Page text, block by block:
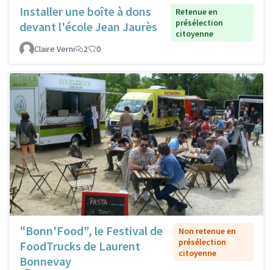
Installer une boîte à dons
devant l'école Jean Jaurès
Retenue en
présélection
citoyenne
Claire Verni
2 0
"Bonn'Food", le Festival de
FoodTrucks de Laurent
Bonnevay
Non retenue en
présélection
citoyenne